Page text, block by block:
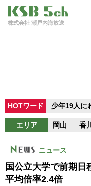
株式会社 瀬戸内海放送
HOTワード 少年19人に
エリア 岡山 香川
ニュース
国公立大学で前期
平均倍率2.4倍